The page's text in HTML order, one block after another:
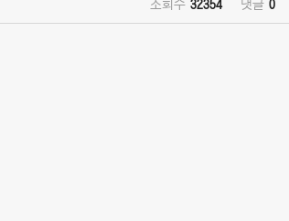
조회수 32354 댓글 0